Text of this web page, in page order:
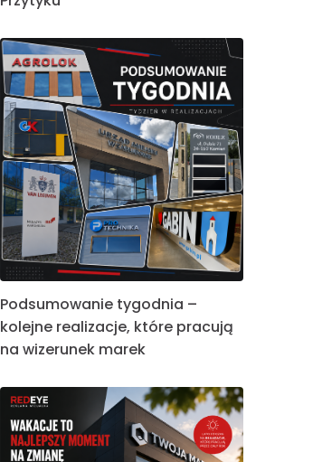
Podsumowanie tygodnia –
kolejne realizacje, które pracują
na wizerunek marek